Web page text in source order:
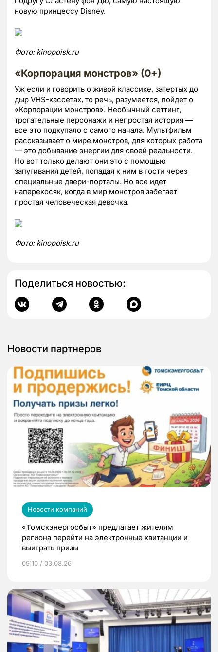
новую принцессу Disney.
Фото: kinopoisk.ru
«Корпорация монстров» (0+)
Уж если и говорить о живой классике, затертых до
дыр VHS-кассетах, то речь, разумеется, пойдет о
«Корпорации монстров». Необычный сеттинг,
трогательные персонажи и непростая история —
все это подкупало с самого начала. Мультфильм
рассказывает о мире монстров, для которых работа
— это добывание энергии для своей реальности.
Но вот только делают они это с помощью
запугивания детей, попадая к ним в гости через
специальные двери-порталы. Но все идет
наперекосяк, когда в мир монстров забегает
простая человеческая девочка.
Фото: kinopoisk.ru
Поделиться новостью:
Новости партнеров
Новости компаний
«Томскэнергосбыт» предлагает жителям
региона перейти на электронные квитанции и
выиграть призы
09:10 / 03.08.26